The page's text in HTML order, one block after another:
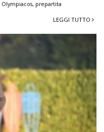
Olympiacos, prepartita
LEGGI TUTTO